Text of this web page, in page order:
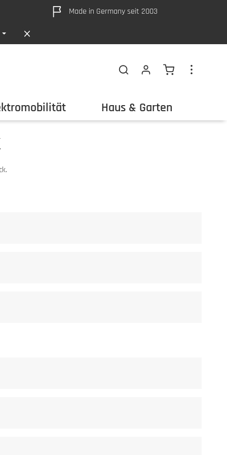
Made in Germany seit 2003
Warenkorb
Haus & Garten